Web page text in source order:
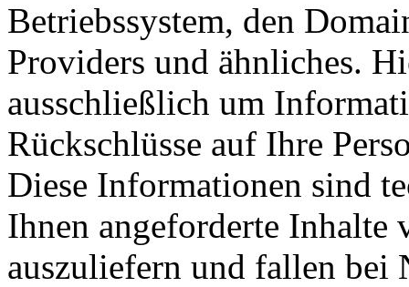
Betriebssystem, den
Providers und ähnliches.
ausschließlich um
Rückschlüsse auf Ihre
Diese Informationen sind
Ihnen angeforderte Inhalte
auszuliefern und fallen bei